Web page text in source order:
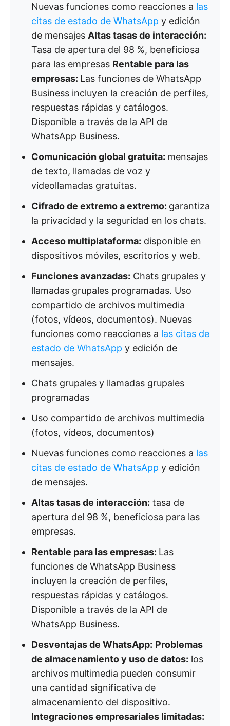
Nuevas funciones como reacciones a las
citas de estado de WhatsApp y edición
de mensajes Altas tasas de interacción:
Tasa de apertura del 98 %, beneficiosa
para las empresas Rentable para las
empresas: Las funciones de WhatsApp
Business incluyen la creación de perfiles,
respuestas rápidas y catálogos.
Disponible a través de la API de
WhatsApp Business.
Comunicación global gratuita: mensajes
de texto, llamadas de voz y
videollamadas gratuitas.
Cifrado de extremo a extremo: garantiza
la privacidad y la seguridad en los chats.
Acceso multiplataforma: disponible en
dispositivos móviles, escritorios y web.
Funciones avanzadas: Chats grupales y
llamadas grupales programadas. Uso
compartido de archivos multimedia
(fotos, vídeos, documentos). Nuevas
funciones como reacciones a las citas de
estado de WhatsApp y edición de
mensajes.
Chats grupales y llamadas grupales
programadas
Uso compartido de archivos multimedia
(fotos, vídeos, documentos)
Nuevas funciones como reacciones a las
citas de estado de WhatsApp y edición
de mensajes.
Altas tasas de interacción: tasa de
apertura del 98 %, beneficiosa para las
empresas.
Rentable para las empresas: Las
funciones de WhatsApp Business
incluyen la creación de perfiles,
respuestas rápidas y catálogos.
Disponible a través de la API de
WhatsApp Business.
Desventajas de WhatsApp: Problemas
de almacenamiento y uso de datos: los
archivos multimedia pueden consumir
una cantidad significativa de
almacenamiento del dispositivo.
Integraciones empresariales limitadas: